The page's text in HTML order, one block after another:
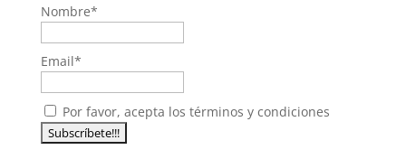
Nombre*
Email*
Por favor, acepta los términos y condiciones